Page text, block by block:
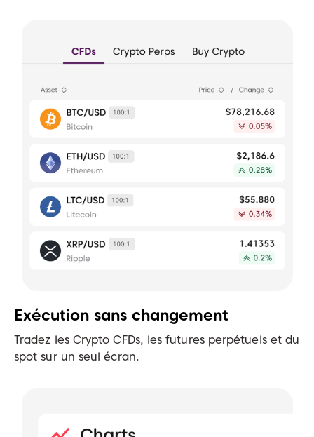
Exécution sans changement
Tradez les Crypto CFDs, les futures perpétuels et du
spot sur un seul écran.